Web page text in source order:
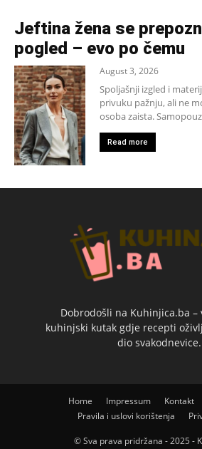
Jeftina žena se
pogled – evo po čemu
August 3, 2026
Spoljašnji izgled i
privuku pažnju, ali ne
osoba zaista.
Read more
Dobrodošli na Kuhinjica.ba –
kuhinjski kutak gdje recepti
dio svakodnevice.
Home Impressum Kontakt
Pravila i uslovi korištenja
© Sva prava pridržana - 2025 -